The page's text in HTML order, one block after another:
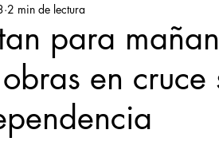
San Pedro Garza Garcia
Clima Principal Salud
Estado
para
en
2 min de lectura